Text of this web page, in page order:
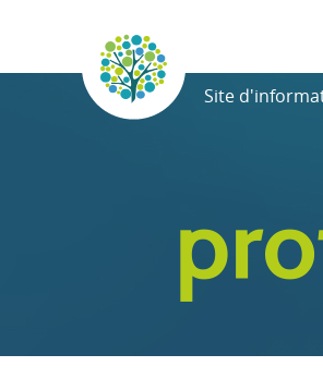
Site